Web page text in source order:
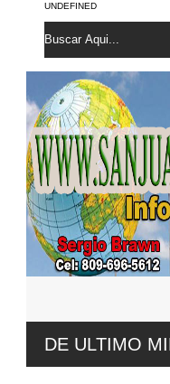
UNDEFINED
DE ULTIMO